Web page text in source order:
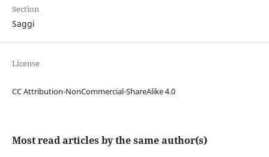
Section
Saggi
License
CC Attribution-NonCommercial-ShareAlike 4.0
Most read articles by the same author(s)